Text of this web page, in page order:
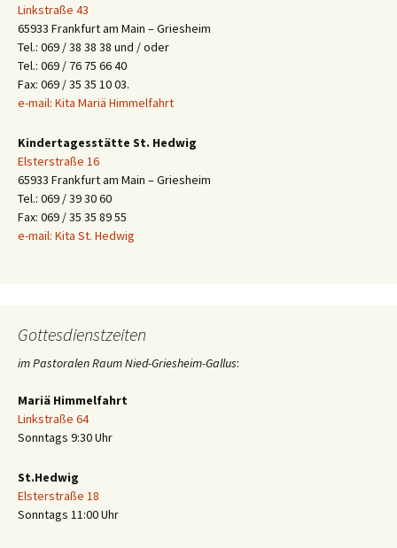
Linkstraße 43
65933 Frankfurt am Main – Griesheim
Tel.: 069 / 38 38 38 und / oder
Tel.: 069 / 76 75 66 40
Fax: 069 / 35 35 10 03.
e-mail: Kita Mariä Himmelfahrt
Kindertagesstätte St. Hedwig
Elsterstraße 16
65933 Frankfurt am Main – Griesheim
Tel.: 069 / 39 30 60
Fax: 069 / 35 35 89 55
e-mail: Kita St. Hedwig
Gottesdienstzeiten
im Pastoralen Raum Nied-Griesheim-Gallus:
Mariä Himmelfahrt
Linkstraße 64
Sonntags 9:30 Uhr
St.Hedwig
Elsterstraße 18
Sonntags 11:00 Uhr